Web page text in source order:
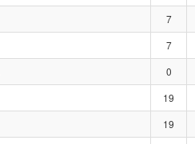
7
7
0
19
19